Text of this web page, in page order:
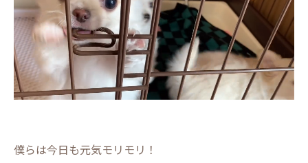
僕らは今日も元気モリモリ！